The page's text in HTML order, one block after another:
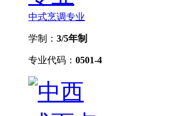
中式烹调专业
学制： 3/5年制
专业代码： 0501-4